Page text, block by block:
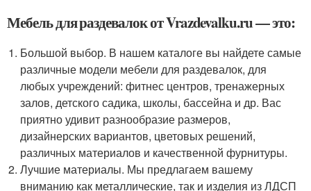
Мебель для раздевалок от Vrazdevalku.ru — это:
Большой выбор. В нашем каталоге вы найдете самые
различные модели мебели для раздевалок, для
любых учреждений: фитнес центров, тренажерных
залов, детского садика, школы, бассейна и др. Вас
приятно удивит разнообразие размеров,
дизайнерских вариантов, цветовых решений,
различных материалов и качественной фурнитуры.
Лучшие материалы. Мы предлагаем вашему
вниманию как металлические, так и изделия из ЛДСП